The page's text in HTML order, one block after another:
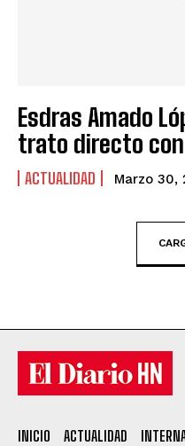
Esdras Amado
trato directo con
ACTUALIDAD Marzo 30,
INICIO ACTUALIDAD